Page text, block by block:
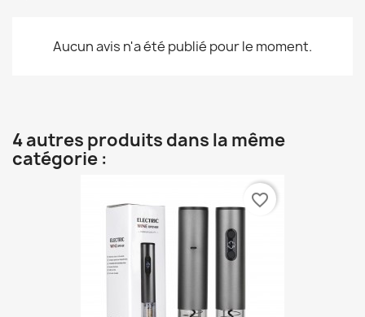
Aucun avis n'a été publié pour le moment.
4 autres produits dans la même
catégorie :
favorite_border